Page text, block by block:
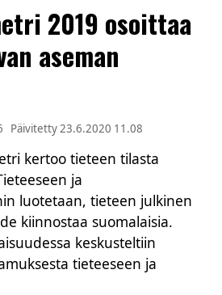
2019 osoittaa
aseman
Päivitetty23.6.2020 11.08
kertoo tieteen tilasta
ja
luotetaan, tieteen julkinen
kiinnostaa suomalaisia.
keskusteltiin
tieteeseen ja